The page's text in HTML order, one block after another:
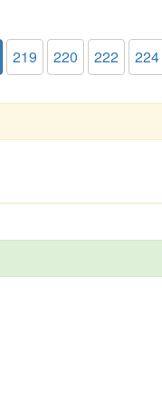
219 220 222 224